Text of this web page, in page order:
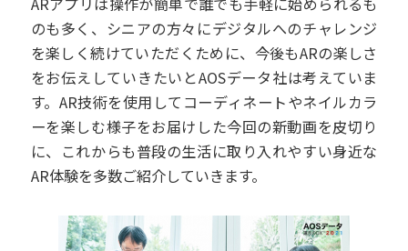
のも多く、シニアの方々にデジタルへのチャレンジ
を楽しく続けていただくために、今後もARの楽しさ
をお伝えしていきたいとAOSデータ社は考えていま
す。AR技術を使用してコーディネートやネイルカラ
ーを楽しむ様子をお届けした今回の新動画を皮切り
に、これからも普段の生活に取り入れやすい身近な
AR体験を多数ご紹介していきます。